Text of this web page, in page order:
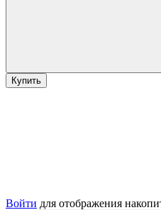
Купить
Войти для отображения